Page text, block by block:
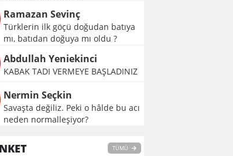
Ramazan Sevinç
Türklerin ilk göçü doğudan batıya
mı, batıdan doğuya mı oldu ?
Abdullah Yeniekinci
KABAK TADI VERMEYE BAŞLADINIZ
Nermin Seçkin
Savaşta değiliz. Peki o hâlde bu acı
neden normalleşiyor?
TÜMÜ